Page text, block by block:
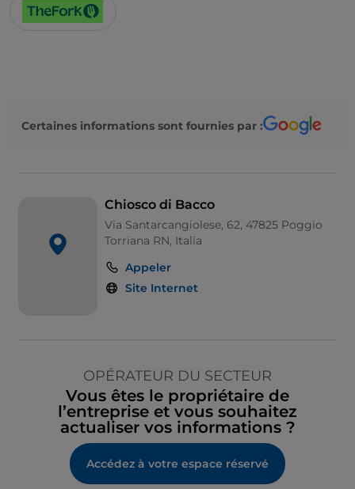
Matchs de football
On parle espagnol
Wi-Fi
Certaines informations sont fournies par :
Chiosco di Bacco
Via Santarcangiolese, 62, 47825 Poggio
Torriana RN, Italia
Appeler
Site Internet
OPÉRATEUR DU SECTEUR
Vous êtes le propriétaire de
l’entreprise et vous souhaitez
actualiser vos informations ?
Accédez à votre espace réservé